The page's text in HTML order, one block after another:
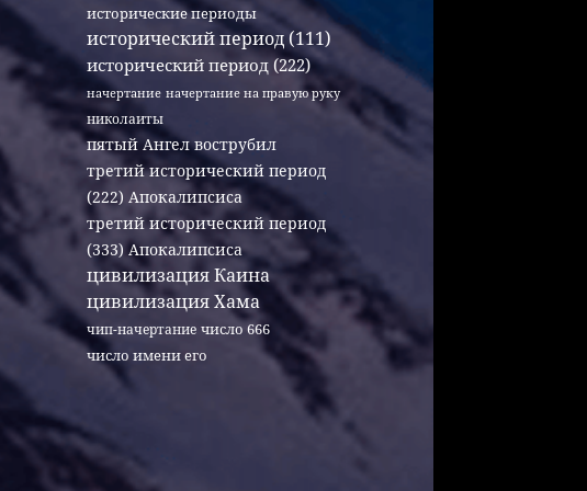
исторические периоды
исторический период (111)
исторический период (222)
начертание начертание на правую руку
николаиты
пятый Ангел вострубил
третий исторический период
(222) Апокалипсиса
третий исторический период
(333) Апокалипсиса
цивилизация Каина
цивилизация Хама
чип-начертание число 666
число имени его